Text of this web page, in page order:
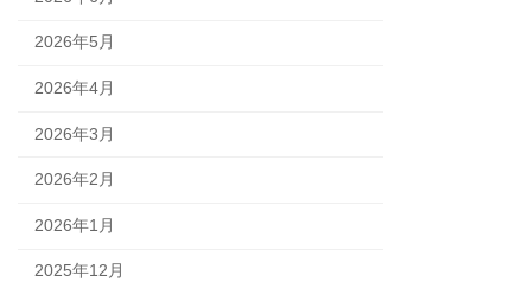
2026年5月
2026年4月
2026年3月
2026年2月
2026年1月
2025年12月